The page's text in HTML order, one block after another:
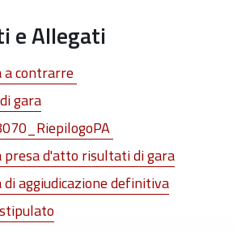
e Allegati
contrarre
gara
presa d'atto risultati di gara
aggiudicazione definitiva